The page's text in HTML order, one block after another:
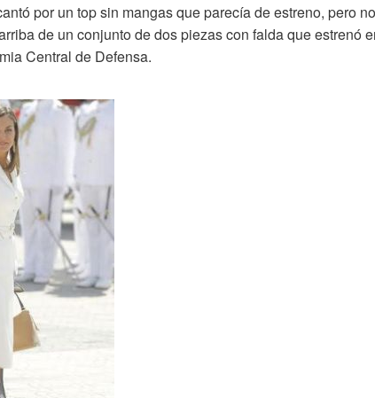
por un top sin mangas que parecía de estreno, pero
de un conjunto de dos piezas con falda que estrenó
Central de Defensa.